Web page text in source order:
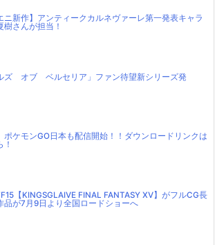
ニ新作】アンティークカルネヴァーレ第一発表キャラ
樹さんが担当！
ズ オブ ベルセリア」ファン待望新シリーズ発
ポケモンGO日本も配信開始！！ダウンロードリンクは
！
【KINGSGLAIVE FINAL FANTASY XV】がフルCG長
品が7月9日より全国ロードショーへ